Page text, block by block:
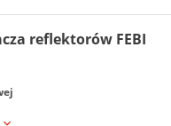
reflektorów FEBI